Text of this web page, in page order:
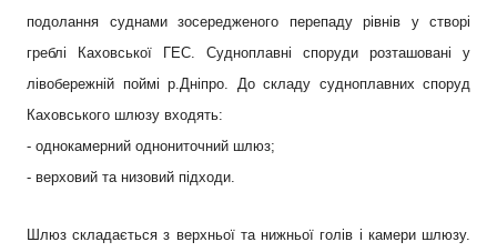
подолання суднами зосередженого перепаду рівнів у створі
греблі Каховської ГЕС. Судноплавні споруди розташовані у
лівобережній поймі р.Дніпро. До складу судноплавних споруд
Каховського шлюзу входять:
- однокамерний однониточний шлюз;
- верховий та низовий підходи.
Шлюз складається з верхньої та нижньої голів і камери шлюзу.